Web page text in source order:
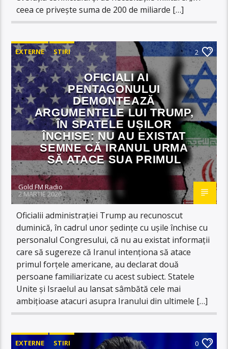
ceea ce privește suma de 200 de miliarde […]
EXTERNE STIRI 2
OFICIALI AI
PENTAGONULUI
DEMONTEAZĂ
ARGUMENTELE LUI TRUMP,
ÎN SPATELE UȘILOR
ÎNCHISE: NU AU EXISTAT
SEMNE CĂ IRANUL URMA
SĂ ATACE SUA PRIMUL
Gold FM Radio
2 MARTIE 2026
Oficialii administraţiei Trump au recunoscut
duminică, în cadrul unor şedinţe cu uşile închise cu
personalul Congresului, că nu au existat informaţii
care să sugereze că Iranul intenţiona să atace
primul forţele americane, au declarat două
persoane familiarizate cu acest subiect. Statele
Unite şi Israelul au lansat sâmbătă cele mai
ambiţioase atacuri asupra Iranului din ultimele […]
EXTERNE STIRI 0